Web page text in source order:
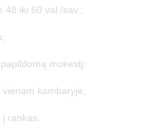
48 iki 60 val./sav.;
mokestį;
kambaryje;
rankas.